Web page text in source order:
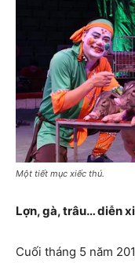
Một tiết mục xiếc thú.
Lợn, gà, trâu… diễn
Cuối tháng 5 năm